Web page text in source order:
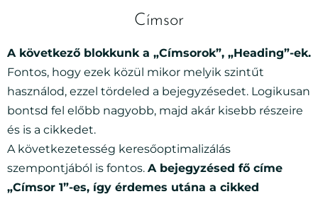
Címsor
A következő blokkunk a „Címsorok”, „Heading”-ek.
Fontos, hogy ezek közül mikor melyik szintűt
használod, ezzel tördeled a bejegyzésedet. Logikusan
bontsd fel előbb nagyobb, majd akár kisebb részeire
és is a cikkedet.
A következetesség keresőoptimalizálás
szempontjából is fontos. A bejegyzésed fő címe
„Címsor 1”-es, így érdemes utána a cikked